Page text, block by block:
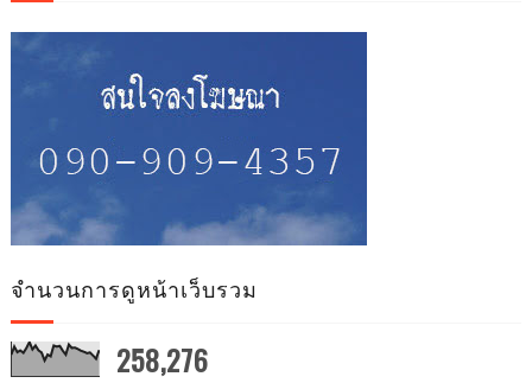
จำนวนการดูหน้าเว็บรวม
258,276